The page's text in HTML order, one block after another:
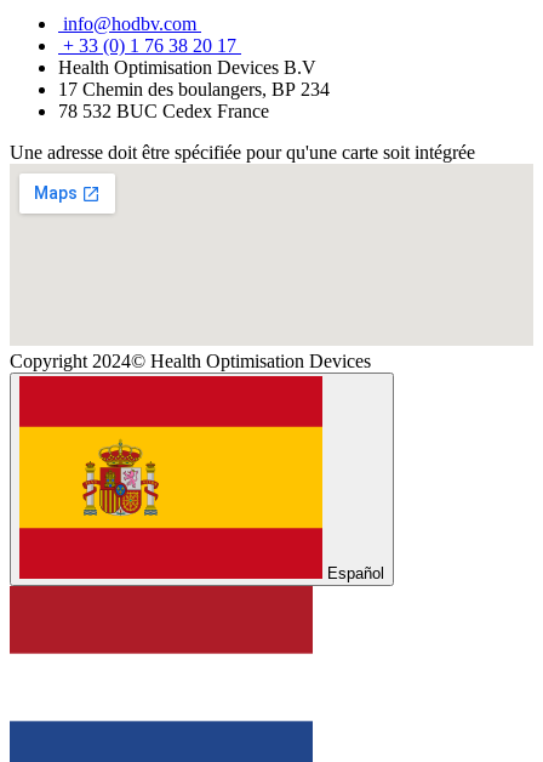
info@hodbv.com
+ 33 (0) 1 76 38 20 17
Health Optimisation Devices B.V
17 Chemin des boulangers, BP 234
78 532 BUC Cedex France
Une adresse doit être spécifiée pour qu'une carte soit intégrée
Copyright 2024© Health Optimisation Devices
Español